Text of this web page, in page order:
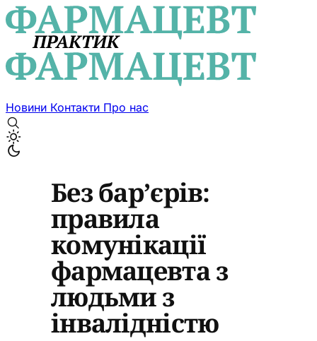
Новини Контакти Про нас
Без бар’єрів:
правила
комунікації
фармацевта з
людьми з
інвалідністю